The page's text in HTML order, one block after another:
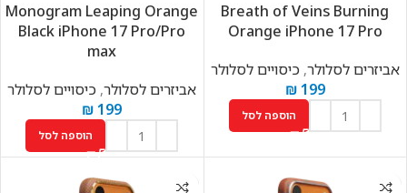
Breath of Veins Burning
Orange iPhone 17 Pro
אביזרים לסלולר,כיסויים לסלולר
₪199
הוספה לסל
Monogram Leaping Orange
Black iPhone 17 Pro/Pro
max
אביזרים לסלולר, כיסויים לסלולר
₪199
הוספה לסל